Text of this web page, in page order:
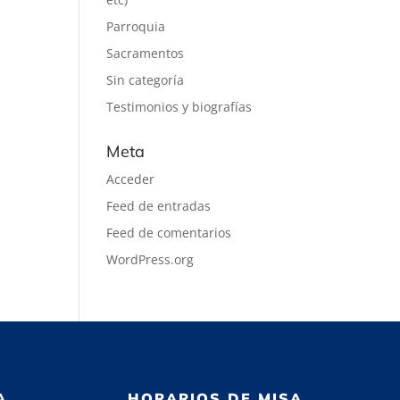
Parroquia
Sacramentos
Sin categoría
Testimonios y biografías
Meta
Acceder
Feed de entradas
Feed de comentarios
WordPress.org